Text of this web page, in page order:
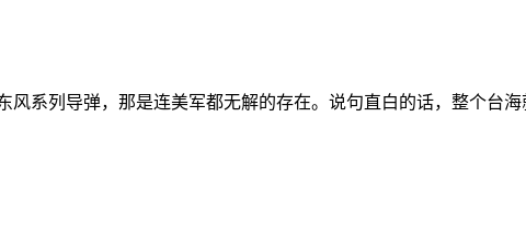
系列导弹，那是连美军都无解的存在。说句直白的话，整个台海